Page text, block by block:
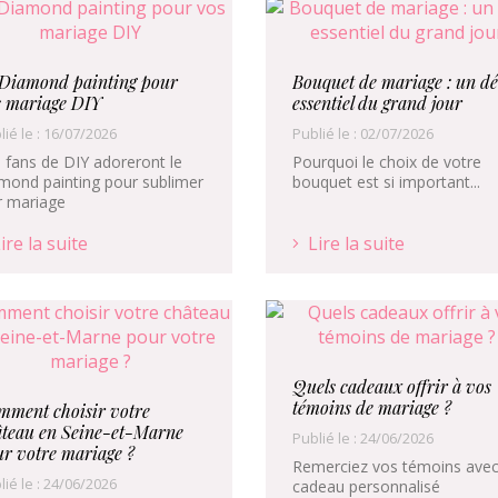
painting pour
mariage DIY
le : 16/07/2026
fans de DIY adoreront le
painting pour sublimer
mariage
la suite
Bouquet de mariage : un
essentiel du grand jour
Publié le : 02/07/2026
Pourquoi le choix de votre
bouquet est si important...
Lire la suite
choisir votre
en Seine-et-Marne
votre mariage ?
le : 24/06/2026
Quels cadeaux offrir à vos
témoins de mariage ?
Publié le : 24/06/2026
Remerciez vos témoins
cadeau personnalisé